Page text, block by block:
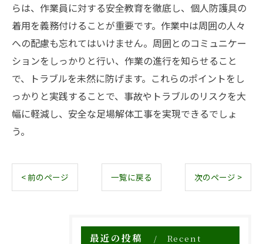
らは、作業員に対する安全教育を徹底し、個人防護具の
着用を義務付けることが重要です。作業中は周囲の人々
への配慮も忘れてはいけません。周囲とのコミュニケー
ションをしっかりと行い、作業の進行を知らせること
で、トラブルを未然に防げます。これらのポイントをし
っかりと実践することで、事故やトラブルのリスクを大
幅に軽減し、安全な足場解体工事を実現できるでしょ
う。
< 前のページ 一覧に戻る 次のページ >
最近の投稿
Recent